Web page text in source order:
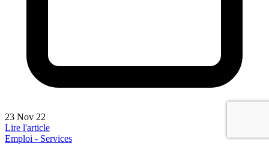
23 Nov 22
Lire l'article
Emploi - Services